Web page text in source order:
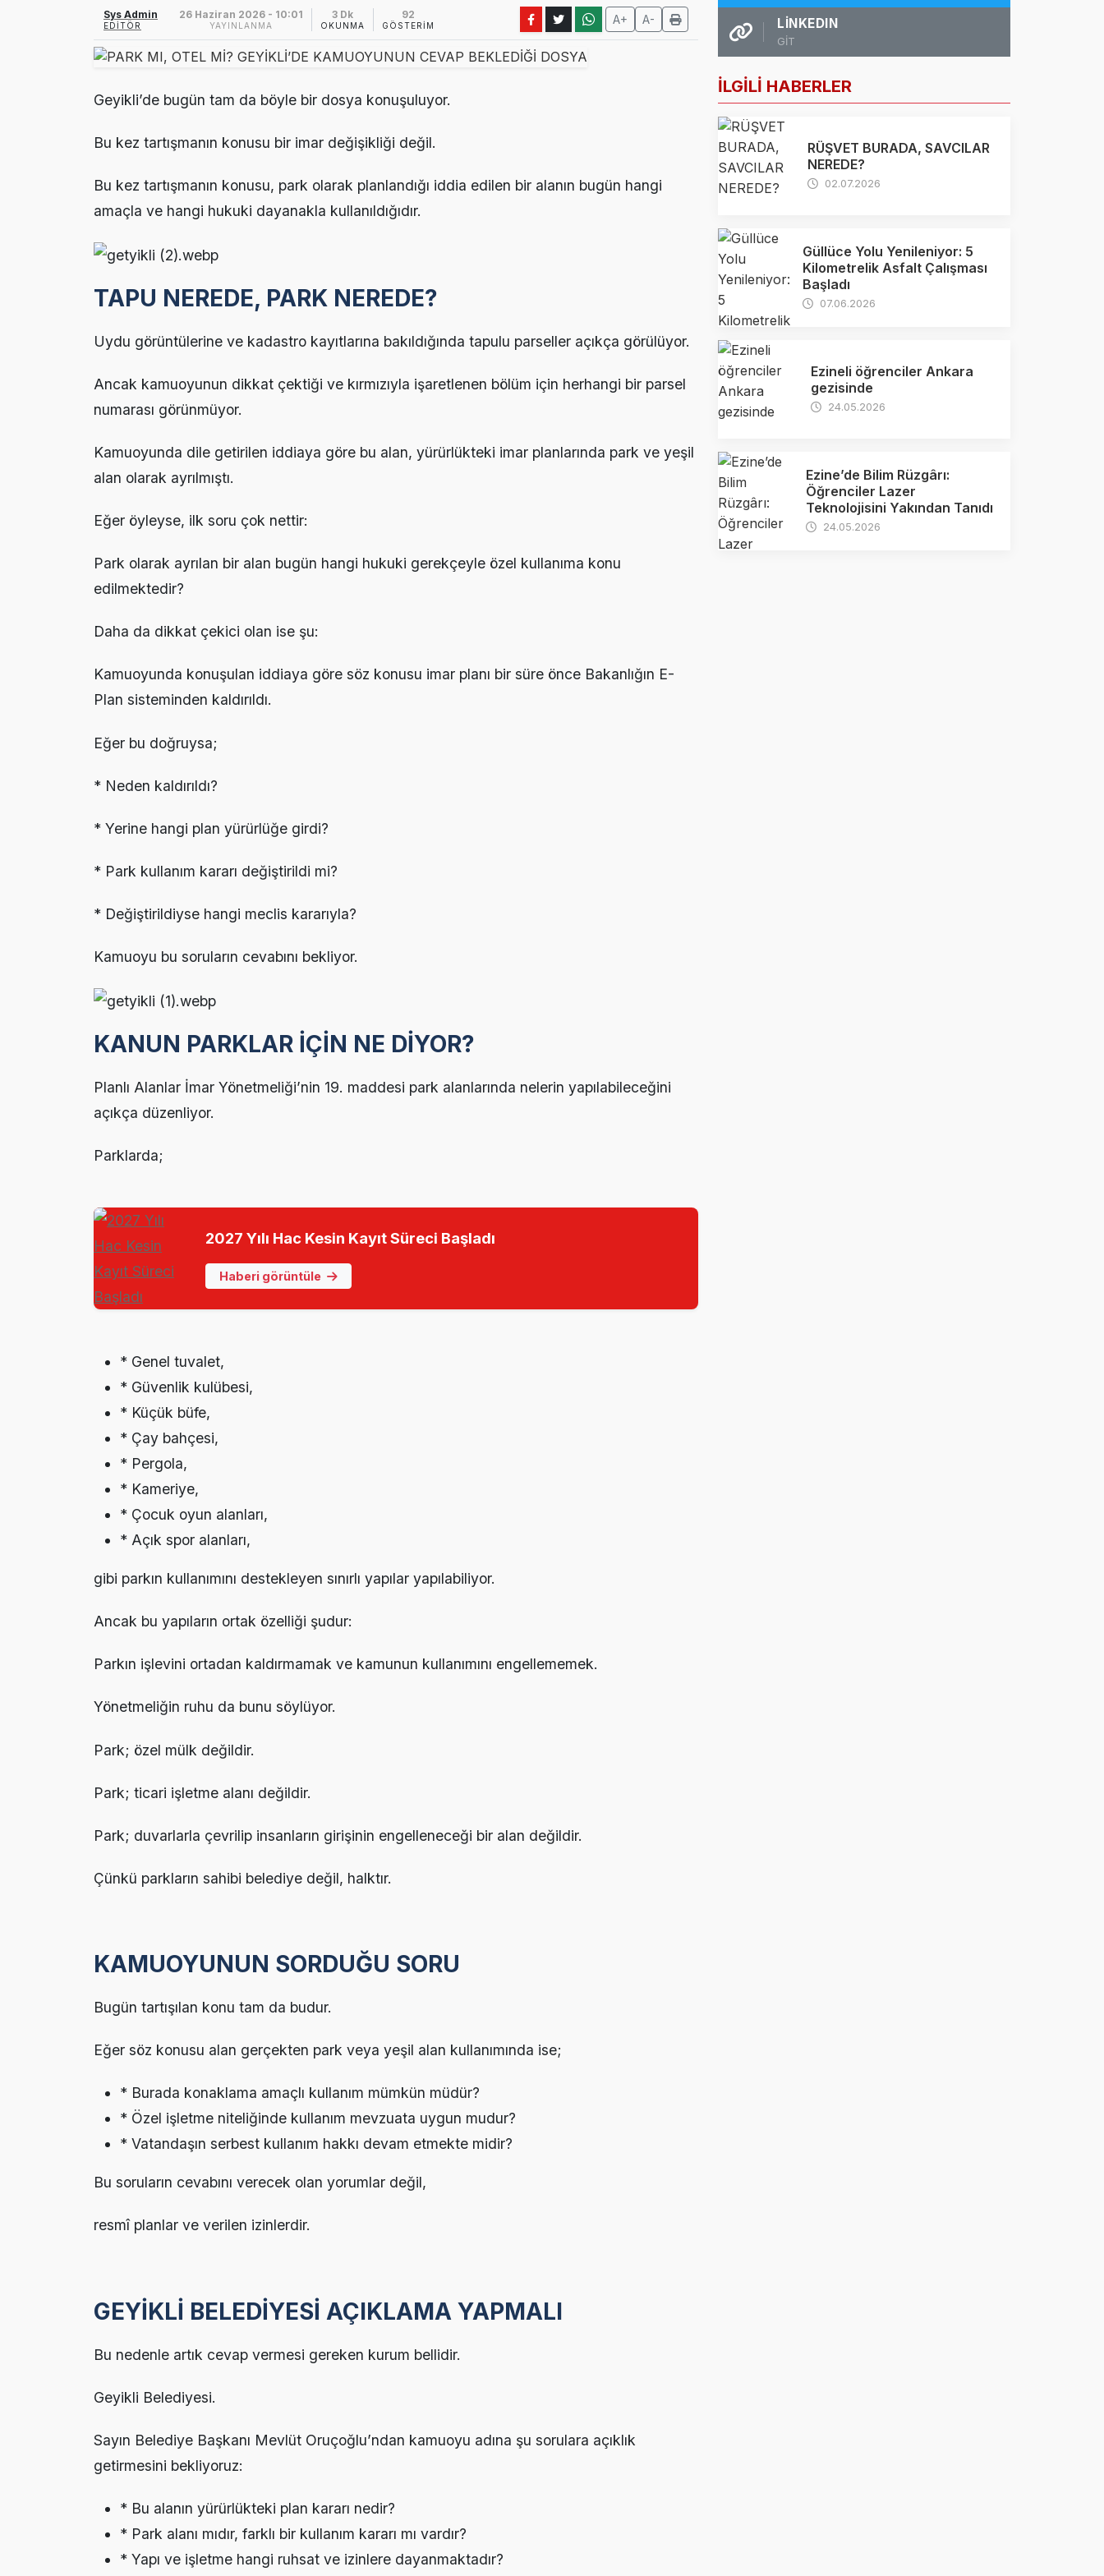
15:16 | Ezine’de Otizm Farkındalığı İçin Anlamlı Buluşma
Ezine’de Kanser Haftası Mesajı: Erken Tanı Hayat Kurtarır
Sys Admin
EDITÖR
26 Haziran 2026 - 10:01
YAYINLANMA
3 Dk
OKUNMA
92
GÖSTERIM A+ A-
Geyikli’de bugün tam da böyle bir dosya konuşuluyor.
Bu kez tartışmanın konusu bir imar değişikliği değil.
Bu kez tartışmanın konusu, park olarak planlandığı iddia edilen bir alanın bugün hangi
amaçla ve hangi hukuki dayanakla kullanıldığıdır.
TAPU NEREDE, PARK NEREDE?
Uydu görüntülerine ve kadastro kayıtlarına bakıldığında tapulu parseller açıkça görülüyor.
Ancak kamuoyunun dikkat çektiği ve kırmızıyla işaretlenen bölüm için herhangi bir parsel
numarası görünmüyor.
Kamuoyunda dile getirilen iddiaya göre bu alan, yürürlükteki imar planlarında park ve yeşil
alan olarak ayrılmıştı.
Eğer öyleyse, ilk soru çok nettir:
Park olarak ayrılan bir alan bugün hangi hukuki gerekçeyle özel kullanıma konu
edilmektedir?
Daha da dikkat çekici olan ise şu:
Kamuoyunda konuşulan iddiaya göre söz konusu imar planı bir süre önce Bakanlığın E-
Plan sisteminden kaldırıldı.
Eğer bu doğruysa;
* Neden kaldırıldı?
* Yerine hangi plan yürürlüğe girdi?
* Park kullanım kararı değiştirildi mi?
* Değiştirildiyse hangi meclis kararıyla?
Kamuoyu bu soruların cevabını bekliyor.
KANUN PARKLAR İÇİN NE DİYOR?
Planlı Alanlar İmar Yönetmeliği’nin 19. maddesi park alanlarında nelerin yapılabileceğini
açıkça düzenliyor.
Parklarda;
2027 Yılı Hac Kesin Kayıt Süreci Başladı
Haberi görüntüle
* Genel tuvalet,
* Güvenlik kulübesi,
* Küçük büfe,
* Çay bahçesi,
* Pergola,
* Kameriye,
* Çocuk oyun alanları,
* Açık spor alanları,
gibi parkın kullanımını destekleyen sınırlı yapılar yapılabiliyor.
Ancak bu yapıların ortak özelliği şudur:
Parkın işlevini ortadan kaldırmamak ve kamunun kullanımını engellememek.
Yönetmeliğin ruhu da bunu söylüyor.
Park; özel mülk değildir.
Park; ticari işletme alanı değildir.
Park; duvarlarla çevrilip insanların girişinin engelleneceği bir alan değildir.
Çünkü parkların sahibi belediye değil, halktır.
KAMUOYUNUN SORDUĞU SORU
Bugün tartışılan konu tam da budur.
Eğer söz konusu alan gerçekten park veya yeşil alan kullanımında ise;
* Burada konaklama amaçlı kullanım mümkün müdür?
* Özel işletme niteliğinde kullanım mevzuata uygun mudur?
* Vatandaşın serbest kullanım hakkı devam etmekte midir?
Bu soruların cevabını verecek olan yorumlar değil,
resmî planlar ve verilen izinlerdir.
GEYİKLİ BELEDİYESİ AÇIKLAMA YAPMALI
Bu nedenle artık cevap vermesi gereken kurum bellidir.
Geyikli Belediyesi.
Sayın Belediye Başkanı Mevlüt Oruçoğlu’ndan kamuoyu adına şu sorulara açıklık
getirmesini bekliyoruz:
* Bu alanın yürürlükteki plan kararı nedir?
* Park alanı mıdır, farklı bir kullanım kararı mı vardır?
* Yapı ve işletme hangi ruhsat ve izinlere dayanmaktadır?
LINKEDIN
GİT
İLGİLİ HABERLER
RÜŞVET BURADA, SAVCILAR
NEREDE?
02.07.2026
Güllüce Yolu Yenileniyor: 5
Kilometrelik Asfalt Çalışması
Başladı
07.06.2026
Ezineli öğrenciler Ankara
gezisinde
24.05.2026
Ezine’de Bilim Rüzgârı:
Öğrenciler Lazer
Teknolojisini Yakından Tanıdı
24.05.2026